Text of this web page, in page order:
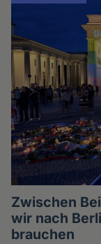
Zwischen
wir nach
brauchen